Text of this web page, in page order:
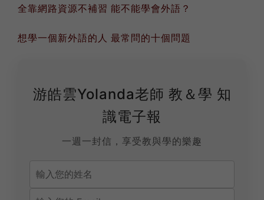
全靠網路資源不補習 能不能學會外語？
想學一個新外語的人 最常問的十個問題
游皓雲Yolanda老師 教＆學 知
識電子報
一週一封信，享受教與學的樂趣